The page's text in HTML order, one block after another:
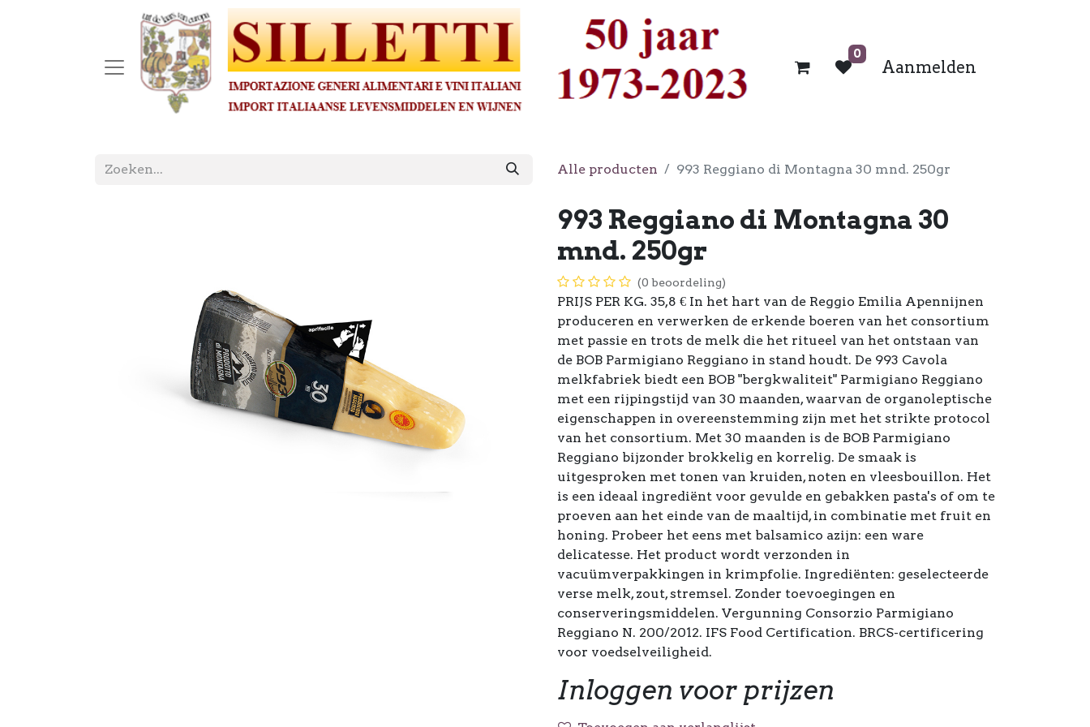
0
Aanmelden
Alle producten 993 Reggiano di Montagna 30 mnd. 250gr
993 Reggiano di Montagna 30
mnd. 250gr
(0 beoordeling)
PRIJS PER KG. 35,8 € In het hart van de Reggio Emilia Apennijnen
produceren en verwerken de erkende boeren van het consortium
met passie en trots de melk die het ritueel van het ontstaan van
de BOB Parmigiano Reggiano in stand houdt. De 993 Cavola
melkfabriek biedt een BOB "bergkwaliteit" Parmigiano Reggiano
met een rijpingstijd van 30 maanden, waarvan de organoleptische
eigenschappen in overeenstemming zijn met het strikte protocol
van het consortium. Met 30 maanden is de BOB Parmigiano
Reggiano bijzonder brokkelig en korrelig. De smaak is
uitgesproken met tonen van kruiden, noten en vleesbouillon. Het
is een ideaal ingrediënt voor gevulde en gebakken pasta's of om te
proeven aan het einde van de maaltijd, in combinatie met fruit en
honing. Probeer het eens met balsamico azijn: een ware
delicatesse. Het product wordt verzonden in
vacuümverpakkingen in krimpfolie. Ingrediënten: geselecteerde
verse melk, zout, stremsel. Zonder toevoegingen en
conserveringsmiddelen. Vergunning Consorzio Parmigiano
Reggiano N. 200/2012. IFS Food Certification. BRCS-certificering
voor voedselveiligheid.
Inloggen voor prijzen